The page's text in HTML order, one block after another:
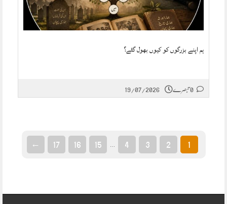
ہم اپنے بزرگوں کو کیوں بھول گئے؟
19/07/2026
1
2
3
4
15
16
17
←